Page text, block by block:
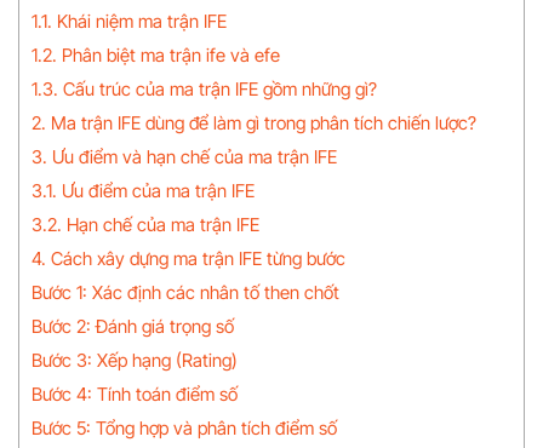
1.1. Khái niệm ma trận IFE
1.2. Phân biệt ma trận ife và efe
1.3. Cấu trúc của ma trận IFE gồm những gì?
2. Ma trận IFE dùng để làm gì trong phân tích chiến lược?
3. Ưu điểm và hạn chế của ma trận IFE
3.1. Ưu điểm của ma trận IFE
3.2. Hạn chế của ma trận IFE
4. Cách xây dựng ma trận IFE từng bước
Bước 1: Xác định các nhân tố then chốt
Bước 2: Đánh giá trọng số
Bước 3: Xếp hạng (Rating)
Bước 4: Tính toán điểm số
Bước 5: Tổng hợp và phân tích điểm số